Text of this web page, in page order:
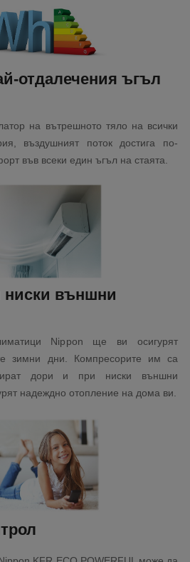
отдалечения ъгъл
на вътрешното тяло на всички
въздушният поток достига по-
във всеки един ъгъл на стаята.
ниски външни
Nippon ще ви осигурят
зимни дни. Компресорите им са
дори и при ниски външни
надеждно отопление на дома ви.